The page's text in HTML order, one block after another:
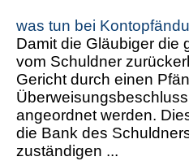
was tun bei
Damit die Gläubiger die
vom Schuldner
Gericht durch einen
angeordnet werden.
die Bank des
zuständigen ...